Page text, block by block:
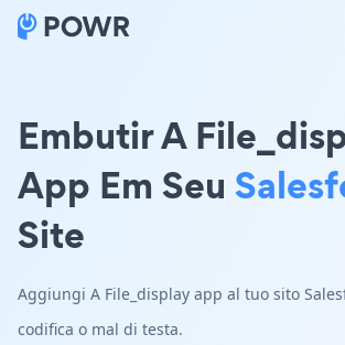
Embutir A
App Em Seu
Site
Aggiungi A File_display app al tuo sito
codifica o mal di testa.